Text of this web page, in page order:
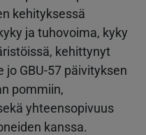
kehityksessä
ja tuhovoima, kyky
kehittynyt
GBU-57 päivityksen
pommiin,
yhteensopivuus
kanssa.